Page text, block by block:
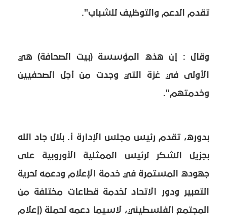
تقدم الدعم والتوظيف للشباب".
وقال : إن هذه المؤسسة (بيت الصحافة) هي
الأولى في غزة التي وجدت من أجل الصحفيين
وخدمتهم".
بدوره، تقدم رئيس مجلس الإدارة أ. بلال جاد الله
بجزيل الشكر لرئيس الممثلية الأوروبية على
جهوده المستمرة في خدمة الإعلام ودعمه لحرية
التعبير ودور الاتحاد لخدمة قطاعات مختلفة من
المجتمع الفلسطيني، لاسيما دعمه لحملة (إعلام